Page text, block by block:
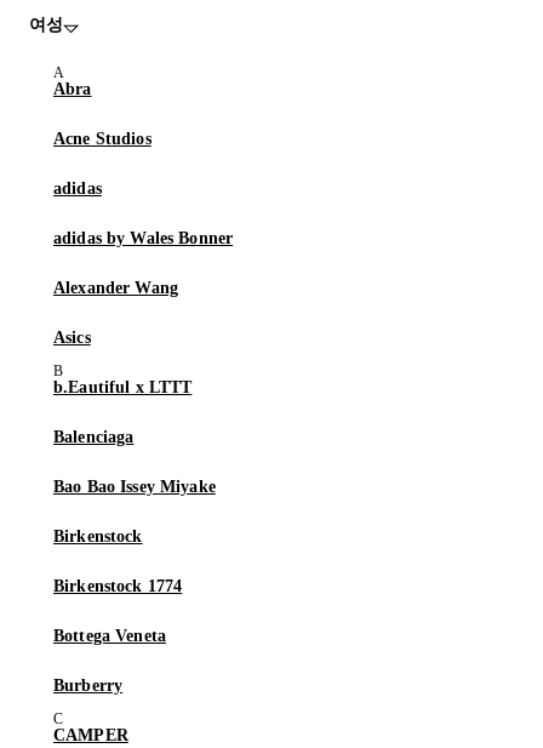
여성
Abra
Acne Studios
adidas
adidas by Wales Bonner
Alexander Wang
Asics
b.Eautiful x LTTT
Balenciaga
Bao Bao Issey Miyake
Birkenstock
Birkenstock 1774
Bottega Veneta
Burberry
CAMPER